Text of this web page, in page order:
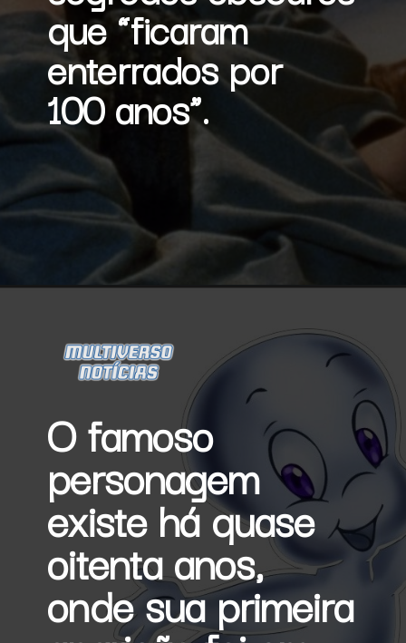
que “ficaram
enterrados por
100 anos”.
O famoso
personagem
existe há quase
oitenta anos,
onde sua primeira